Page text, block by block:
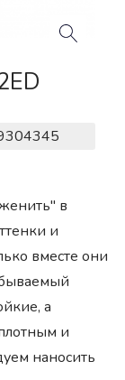
в
и
вместе они
а
и
наносить